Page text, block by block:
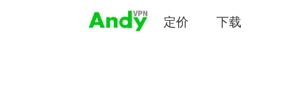
定价 下载